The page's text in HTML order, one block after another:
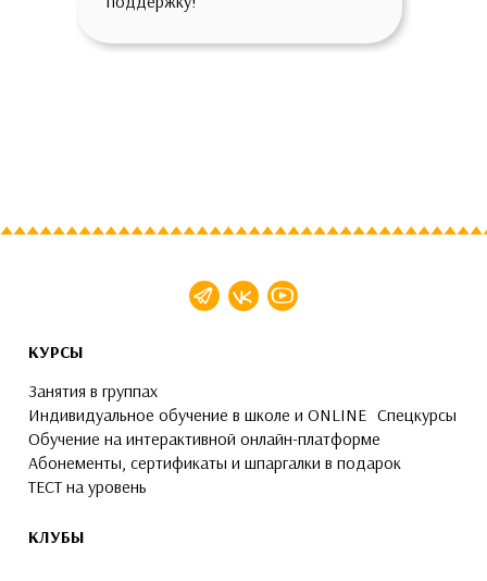
КУРСЫ
Занятия в группах
Индивидуальное обучение в школе и ONLINE Спецкурсы
Обучение на интерактивной онлайн-платформе
Абонементы, сертификаты и шпаргалки в подарок
ТЕСТ на уровень
КЛУБЫ